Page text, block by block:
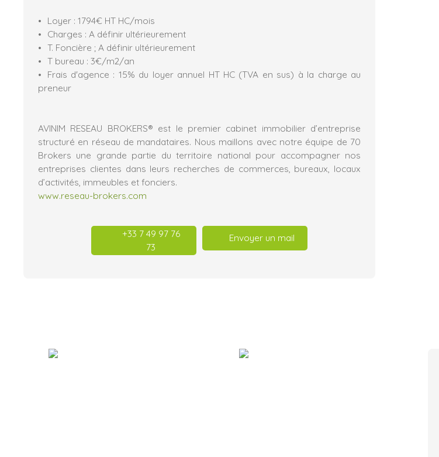
Loyer : 1794€ HT HC/mois
Charges : A définir ultérieurement
T. Foncière ; A définir ultérieurement
T bureau : 3€/m2/an
Frais d'agence : 15% du loyer annuel HT HC (TVA en sus) à la charge au
preneur
AVINIM RESEAU BROKERS® est le premier cabinet immobilier d’entreprise
structuré en réseau de mandataires. Nous maillons avec notre équipe de 70
Brokers une grande partie du territoire national pour accompagner nos
entreprises clientes dans leurs recherches de commerces, bureaux, locaux
d’activités, immeubles et fonciers.
www.reseau-brokers.com
+33 7 49 97 76
73
Envoyer un mail